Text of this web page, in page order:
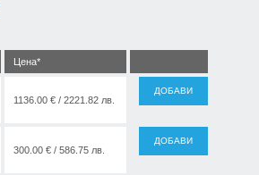
Цена*
1136.00 € / 2221.82 лв.
ДОБАВИ
300.00 € / 586.75 лв.
ДОБАВИ